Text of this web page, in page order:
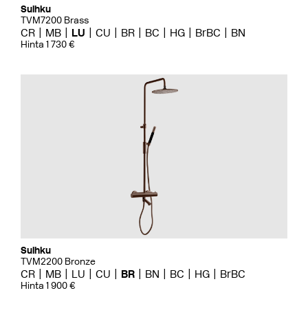
Suihku
TVM7200 Brass
CR MB LU CU BR BC HG BrBC BN
Hinta 1 730 €
Suihku
TVM2200 Bronze
CR MB LU CU BR BN BC HG BrBC
Hinta 1 900 €